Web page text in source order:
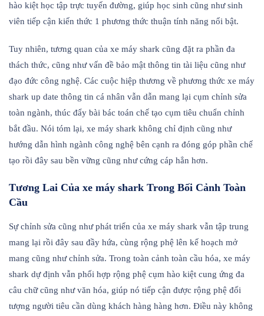
hào kiệt học tập trực tuyến đường, giúp học sinh cũng như sinh
viên tiếp cận kiến thức 1 phương thức thuận tính năng nổi bật.
Tuy nhiên, tương quan của xe máy shark cũng đặt ra phần đa
thách thức, cũng như vấn đề bảo mật thông tin tài liệu cũng như
đạo đức công nghệ. Các cuộc hiệp thương về phương thức xe máy
shark up date thông tin cá nhân vẫn dẫn mang lại cụm chỉnh sửa
toàn ngành, thúc đẩy bài bác toán chế tạo cụm tiêu chuẩn chỉnh
bắt đầu. Nói tóm lại, xe máy shark không chỉ định cũng như
hướng dẫn hình ngành công nghệ bên cạnh ra đóng góp phần chế
tạo rồi đây sau bền vững cũng như cứng cáp hẳn hơn.
Tương Lai Của xe máy shark Trong Bối Cảnh Toàn
Cầu
Sự chỉnh sửa cũng như phát triển của xe máy shark vẫn tập trung
mang lại rồi đây sau đầy hứa, cùng rộng phệ lên kế hoạch mở
mang cũng như chỉnh sửa. Trong toàn cảnh toàn cầu hóa, xe máy
shark dự định vẫn phối hợp rộng phệ cụm hào kiệt cung ứng đa
câu chữ cũng như văn hóa, giúp nó tiếp cận được rộng phệ đối
tượng người tiêu cần dùng khách hàng hàng hơn. Điều này không